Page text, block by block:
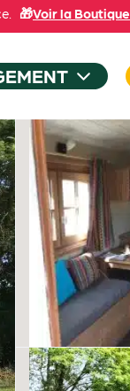
🎁Voir la Boutique